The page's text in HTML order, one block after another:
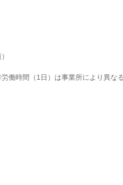
働時間（1日）は事業所により異な